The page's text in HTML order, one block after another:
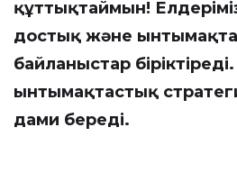
құттықтаймын!
достық және
байланыстар
ынтымақтастық
дами береді.